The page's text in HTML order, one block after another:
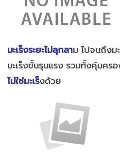
มะเร็งระยะไม่ลุกลาม ไปจนถึงม
มะเร็งขั้นรุนแรง รวมทั้งคุ้มคร
ไม่ใช่มะเร็งด้วย